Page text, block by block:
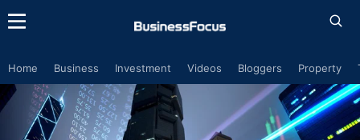
Home Business Investment Videos Bloggers Property